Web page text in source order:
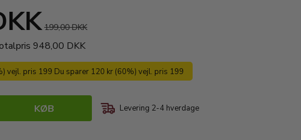
199,00 DKK
948,00 DKK
vejl. pris 199 Du sparer 120 kr (60%) vejl. pris 199
KØB Levering 2-4 hverdage